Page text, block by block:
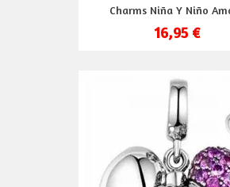
Charms Niña Y Niño
16,95 €